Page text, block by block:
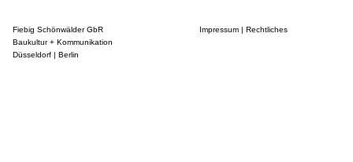
Fiebig Schönwälder GbR
Baukultur + Kommunikation
Düsseldorf | Berlin
Impressum| Rechtliches